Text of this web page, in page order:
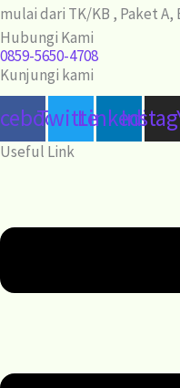
mulai dari TK/KB , Paket
Hubungi Kami
0859-5650-4708
Kunjungi kami
TwitterLinkedin
Useful Link